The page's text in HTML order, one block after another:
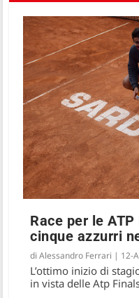
Race per le
cinque azzurri
diAlessandro Ferrari | 12-
L’ottimo inizio di
in vista delle Atp